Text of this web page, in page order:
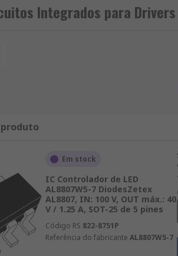
LED de modo de conmutación dc-
de iluminación
Integrados para Drivers
Em stock
IC Controlador de LED
AL8807W5-7 DiodesZetex
AL8807, IN: 100 V, OUT máx.: 40
V / 1.25 A, SOT-25 de 5 pines
Código RS 822-8751P
Referência do fabricante AL8807W5-7